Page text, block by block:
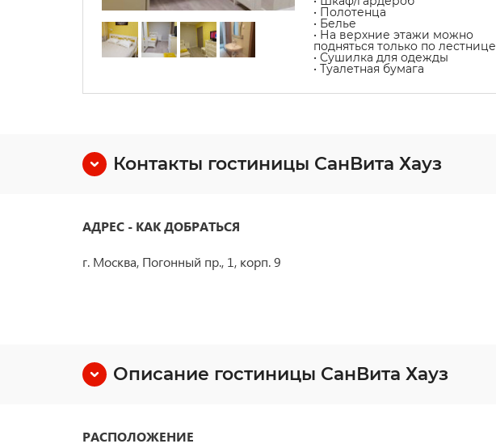
• Полотенца
• Белье
• На верхние этажи можно
подняться только по лестнице
• Сушилка для одежды
• Туалетная бумага
Контакты гостиницы СанВита Хауз
АДРЕС - КАК ДОБРАТЬСЯ
г. Москва, Погонный пр., 1, корп. 9
Описание гостиницы СанВита Хауз
РАСПОЛОЖЕНИЕ